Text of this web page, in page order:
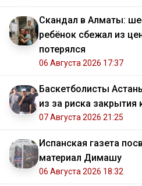
Скандал в Алматы:
ребёнок сбежал из
потерялся
06 Августа 2026 17:37
Баскетболисты
из за риска
07 Августа 2026 21:25
Испанская газета
материал Димашу
06 Августа 2026 18:32